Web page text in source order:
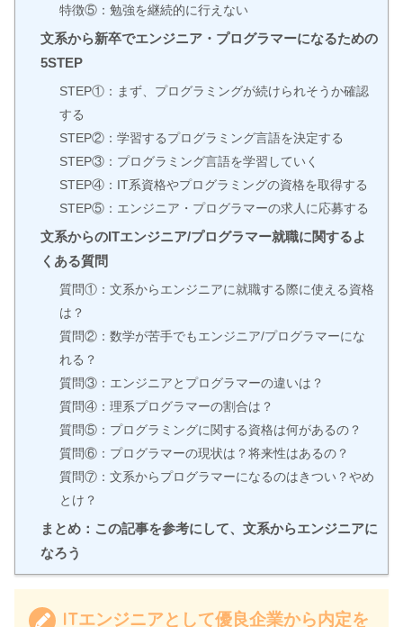
特徴⑤：勉強を継続的に行えない
文系から新卒でエンジニア・プログラマーになるための
5STEP
STEP①：まず、プログラミングが続けられそうか確認
する
STEP②：学習するプログラミング言語を決定する
STEP③：プログラミング言語を学習していく
STEP④：IT系資格やプログラミングの資格を取得する
STEP⑤：エンジニア・プログラマーの求人に応募する
文系からのITエンジニア/プログラマー就職に関するよ
くある質問
質問①：文系からエンジニアに就職する際に使える資格
は？
質問②：数学が苦手でもエンジニア/プログラマーにな
れる？
質問③：エンジニアとプログラマーの違いは？
質問④：理系プログラマーの割合は？
質問⑤：プログラミングに関する資格は何があるの？
質問⑥：プログラマーの現状は？将来性はあるの？
質問⑦：文系からプログラマーになるのはきつい？やめ
とけ？
まとめ：この記事を参考にして、文系からエンジニアに
なろう
ITエンジニアとして優良企業から内定を